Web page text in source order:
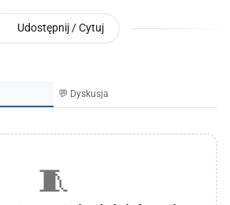
Udostępnij / Cytuj
💬 Dyskusja
🧵